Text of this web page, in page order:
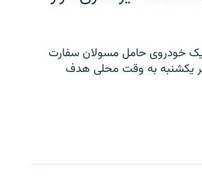
یک خودروی حامل مسولان سفارت
یکشنبه به وقت محلی هدف